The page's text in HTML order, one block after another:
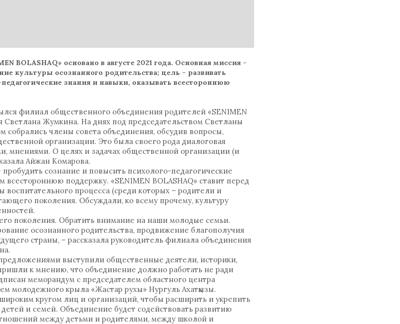
BOLASHAQ» основано в августе 2021 года. Основная миссия –
культуры осознанного родительства; цель – развивать
знания и навыки, оказывать всестороннюю
филиал общественного объединения родителей «SENIMEN
Светлана Жумкина. На днях под председательством Светланы
собрались члены совета объединения, обсудив вопросы,
организации. Это была своего рода диалоговая
мнениями. О целях и задачах общественной организации (и
Айжан Комарова.
сознание и повысить психолого-педагогические
всестороннюю поддержку. «SENIMEN BOLASHAQ» ставит перед
воспитательного процесса (среди которых – родители и
поколения. Обсуждали, ко всему прочему, культуру
поколения. Обратить внимание на наши молодые семьи.
осознанного родительства, продвижение благополучия
страны, – рассказала руководитель филиала объединения
выступили общественные деятели, историки,
к мнению, что объединение должно работать не ради
меморандум с председателем областного центра
молодежного крыла «Жастар рухы» Нургуль Ахатқызы.
кругом лиц и организаций, чтобы расширить и укрепить
и семей. Объединение будет содействовать развитию
между детьми и родителями, между школой и